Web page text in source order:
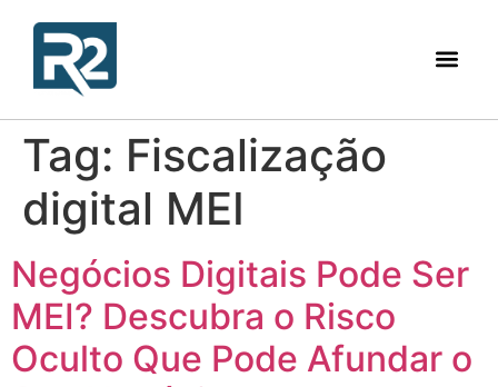
Tag: Fiscalização
digital MEI
Negócios Digitais Pode Ser
MEI? Descubra o Risco
Oculto Que Pode Afundar o